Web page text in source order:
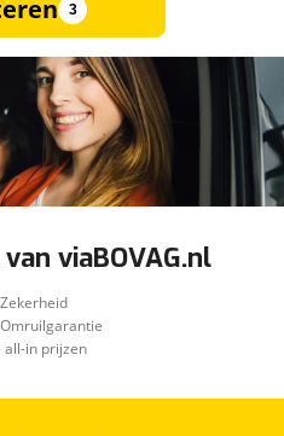
3
viaBOVAG.nl
all-in prijzen